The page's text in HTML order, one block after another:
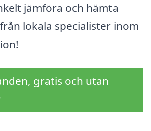
jämföra och hämta
lokala specialister inom
gratis och utan